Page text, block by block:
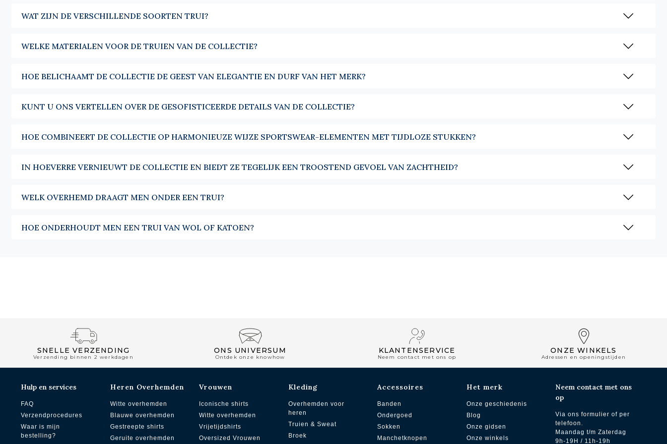
De V-hals is bedoeld om te worden gelaagd. Gedragen over een klassiek overhemd, laat hij de kraag en de das zichtbaar worden. Het is vaak de trui van de professionele garderobe,
coltrui herendringt zich op zodra de temperaturen dalen. Hij bedekt, beschermt, en geeft karakter aan een eenvoudige outfit. Alleen gedragen, onder een jasje of een jas, volstaat hij
Voor wie een opening verkiest, bieden onzetruien met rits heren, full zip en half zip, een praktisch alternatief, gemakkelijk aan te passen aan de temperatuur.
dan om trends te volgen.
WAT ZIJN DE VERSCHILLENDE SOORTEN TRUI?
WELKE MATERIALEN VOOR DE TRUIEN VAN DE COLLECTIE?
HOE BELICHAAMT DE COLLECTIE DE GEEST VAN ELEGANTIE EN DURF VAN HET MERK?
KUNT U ONS VERTELLEN OVER DE GESOFISTICEERDE DETAILS VAN DE COLLECTIE?
HOE COMBINEERT DE COLLECTIE OP HARMONIEUZE WIJZE SPORTSWEAR-ELEMENTEN MET TIJDLOZE STUKKEN?
IN HOEVERRE VERNIEUWT DE COLLECTIE EN BIEDT ZE TEGELIJK EEN TROOSTEND GEVOEL VAN ZACHTHEID?
WELK OVERHEMD DRAAGT MEN ONDER EEN TRUI?
HOE ONDERHOUDT MEN EEN TRUI VAN WOL OF KATOEN?
SNELLE VERZENDING
Verzending binnen 2 werkdagen
ONS UNIVERSUM
Ontdek onze knowhow
KLANTENSERVICE
Neem contact met ons op
ONZE WINKELS
Adressen en openingstijden
Hulp en services
FAQ
Verzendprocedures
Waar is mijn
bestelling?
Heren Overhemden
Witte overhemden
Blauwe overhemden
Gestreepte shirts
Geruite overhemden
Vrouwen
Iconische shirts
Witte overhemden
Vrijetijdshirts
Oversized Vrouwen
Kleding
Overhemden voor
heren
Truien & Sweat
Broek
Accessoires
Banden
Ondergoed
Sokken
Manchetknopen
Het merk
Onze geschiedenis
Blog
Onze gidsen
Onze winkels
Neem contact met ons
op
Via ons formulier of per
telefoon.
Maandag t/m Zaterdag
9h-19H / 11h-19h